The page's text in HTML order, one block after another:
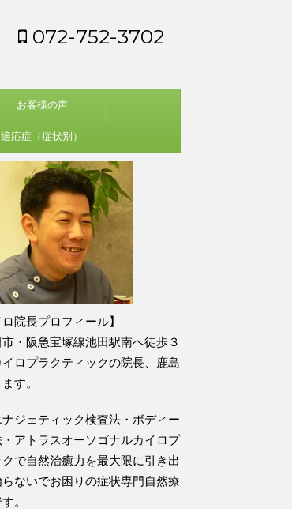
072-752-3702
お客様の声
適応症（症状別）
ロ院長プロフィール】
・阪急宝塚線池田駅南へ徒歩３
ロプラクティックの院長、鹿島
す。
ジェティック検査法・ボディー
・アトラスオーソゴナルカイロプ
で自然治癒力を最大限に引き出
らないでお困りの症状専門自然療
。